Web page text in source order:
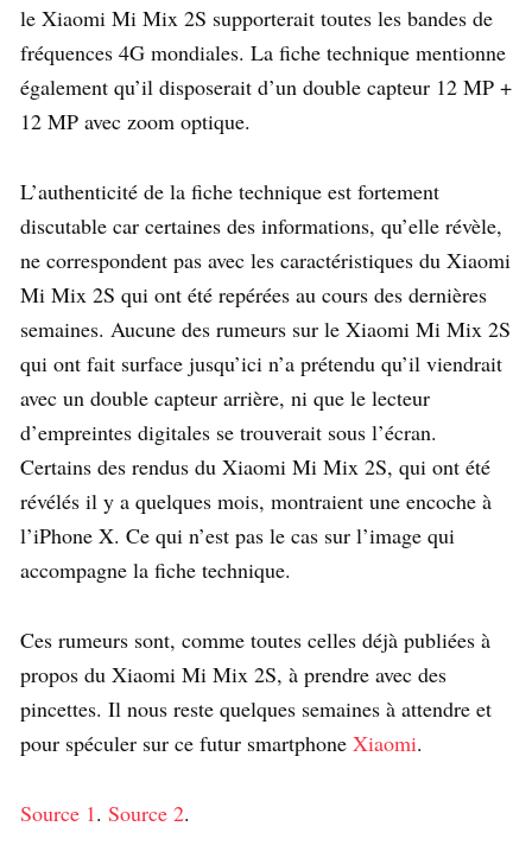
le Xiaomi Mi Mix 2S supporterait toutes les bandes de
fréquences 4G mondiales. La fiche technique mentionne
également qu’il disposerait d’un double capteur 12 MP +
12 MP avec zoom optique.
L’authenticité de la fiche technique est fortement
discutable car certaines des informations, qu’elle révèle,
ne correspondent pas avec les caractéristiques du Xiaomi
Mi Mix 2S qui ont été repérées au cours des dernières
semaines. Aucune des rumeurs sur le Xiaomi Mi Mix 2S
qui ont fait surface jusqu’ici n’a prétendu qu’il viendrait
avec un double capteur arrière, ni que le lecteur
d’empreintes digitales se trouverait sous l’écran.
Certains des rendus du Xiaomi Mi Mix 2S, qui ont été
révélés il y a quelques mois, montraient une encoche à
l’iPhone X. Ce qui n’est pas le cas sur l’image qui
accompagne la fiche technique.
Ces rumeurs sont, comme toutes celles déjà publiées à
propos du Xiaomi Mi Mix 2S, à prendre avec des
pincettes. Il nous reste quelques semaines à attendre et
pour spéculer sur ce futur smartphone Xiaomi.
Source 1. Source 2.